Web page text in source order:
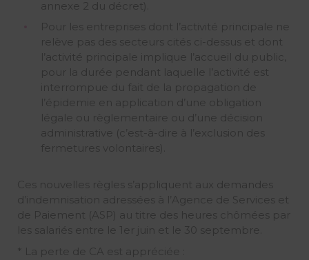
annexe 2 du décret).
Pour les entreprises dont l’activité principale ne
relève pas des secteurs cités ci-dessus et dont
l’activité principale implique l’accueil du public,
pour la durée pendant laquelle l’activité est
interrompue du fait de la propagation de
l’épidemie en application d’une obligation
légale ou règlementaire ou d’une décision
administrative (c’est-à-dire à l’exclusion des
fermetures volontaires).
Ces nouvelles règles s’appliquent aux demandes
d’indemnisation adressées à l’Agence de Services et
de Paiement (ASP) au titre des heures chômées par
les salariés entre le 1er juin et le 30 septembre.
* La perte de CA est appréciée :